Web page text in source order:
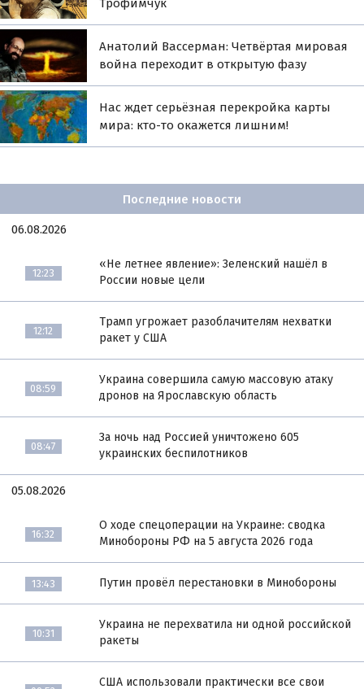
Трофимчук
Анатолий Вассерман: Четвёртая мировая
война переходит в открытую фазу
Нас ждет серьёзная перекройка карты
мира: кто-то окажется лишним!
Последние новости
06.08.2026
12:23
«Не летнее явление»: Зеленский нашёл в
России новые цели
12:12
Трамп угрожает разоблачителям нехватки
ракет у США
08:59
Украина совершила самую массовую атаку
дронов на Ярославскую область
08:47
За ночь над Россией уничтожено 605
украинских беспилотников
05.08.2026
16:32
О ходе спецоперации на Украине: сводка
Минобороны РФ на 5 августа 2026 года
13:43 Путин провёл перестановки в Минобороны
10:31
Украина не перехватила ни одной российской
ракеты
США использовали практически все свои